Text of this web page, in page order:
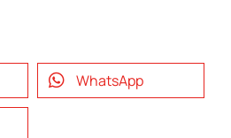
WhatsApp